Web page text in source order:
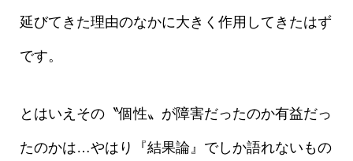
延びてきた理由のなかに大きく作用してきたはず
です。
とはいえその〝個性〟が障害だったのか有益だっ
たのかは…やはり『結果論』でしか語れないもの